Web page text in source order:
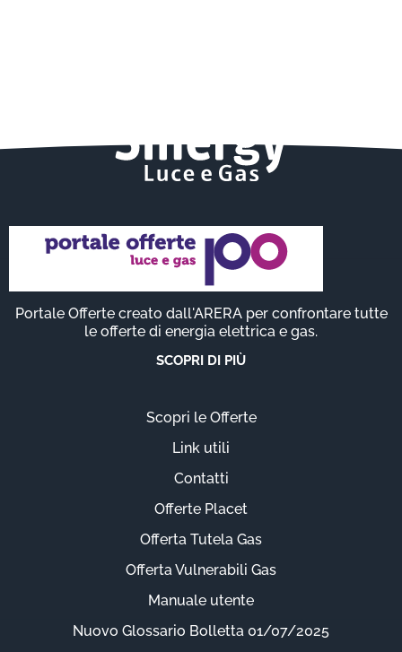
Portale Offerte creato dall'ARERA per confrontare tutte
le offerte di energia elettrica e gas.
SCOPRI DI PIÙ
Scopri le Offerte
Link utili
Contatti
Offerte Placet
Offerta Tutela Gas
Offerta Vulnerabili Gas
Manuale utente
Nuovo Glossario Bolletta 01/07/2025